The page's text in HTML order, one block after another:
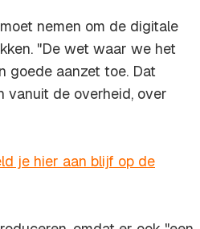
nemen om de digitale
"De wet waar we het
goede aanzet toe. Dat
vanuit de overheid, over
je hier aan blijf op de